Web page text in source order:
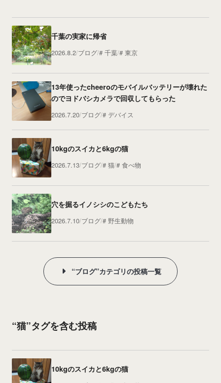
千葉の実家に帰省
2026.8.2 ブログ 千葉 東京
13年使ったcheeroのモバイルバッテリーが壊れた
のでヨドバシカメラで回収してもらった
2026.7.20 ブログ デバイス
10kgのスイカと6kgの猫
2026.7.13 ブログ 猫 食べ物
穴を掘るイノシシのこどもたち
2026.7.10 ブログ 野生動物
“ブログ”カテゴリの投稿一覧
“猫”タグを含む投稿
10kgのスイカと6kgの猫